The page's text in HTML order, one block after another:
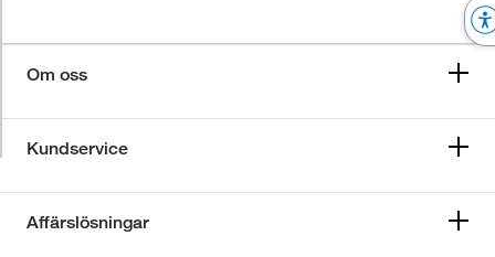
Om oss
Kundservice
Affärslösningar